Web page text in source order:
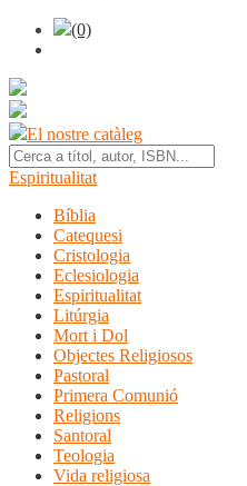
(0)
El nostre catàleg
Espiritualitat
Bíblia
Catequesi
Cristologia
Eclesiologia
Espiritualitat
Litúrgia
Mort i Dol
Objectes Religiosos
Pastoral
Primera Comunió
Religions
Santoral
Teologia
Vida religiosa